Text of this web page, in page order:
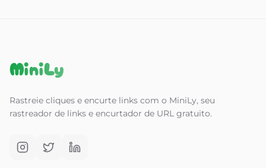
MiniLy
Rastreie cliques e encurte links com o MiniLy, seu
rastreador de links e encurtador de URL gratuito.